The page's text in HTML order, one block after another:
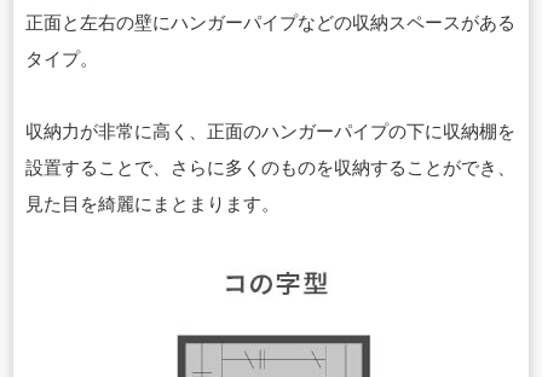
正面と左右の壁にハンガーパイプなどの収納スペースがある
タイプ。
収納力が非常に高く、正面のハンガーパイプの下に収納棚を
設置することで、さらに多くのものを収納することができ、
見た目を綺麗にまとまります。